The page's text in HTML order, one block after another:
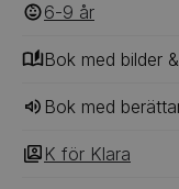
6-9 ‎‎ år
Bok med bilder
Bok med
K för Klara